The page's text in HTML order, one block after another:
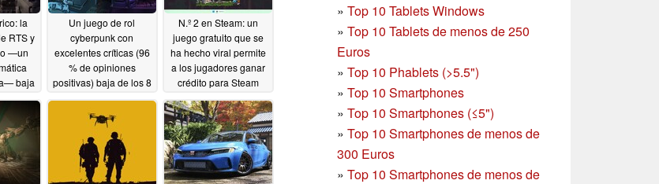
» Top 10 Tablets Windows
» Top 10 Tablets de menos de 250
Euros
» Top 10 Phablets (>5.5")
» Top 10 Smartphones
» Top 10 Smartphones (≤5")
» Top 10 Smartphones de menos de
300 Euros
» Top 10 Smartphonesde menos de
la
RTS y
—un
baja
2026
Un juego de rol
cyberpunk con
excelentes críticas (96
% de opiniones
positivas) baja de los 8
06/18/2026
N.º 2 en Steam: un
juego gratuito que se
ha hecho viral permite
a los jugadores ganar
crédito para Steam
06/18/2026